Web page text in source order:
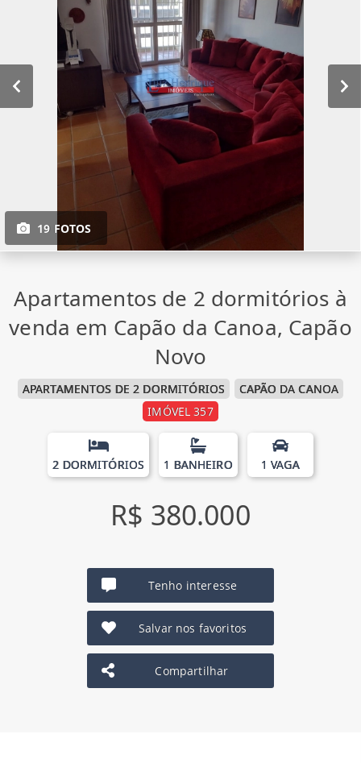
19 FOTOS
Apartamentos de 2 dormitórios à
venda em Capão da Canoa, Capão
Novo
APARTAMENTOS DE 2 DORMITÓRIOS
CAPÃO DA CANOA
IMÓVEL 357
2 DORMITÓRIOS 1 BANHEIRO 1 VAGA
R$ 380.000
Tenho interesse
Salvar nos favoritos
Compartilhar